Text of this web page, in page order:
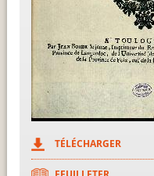
TÉLÉCHARGER